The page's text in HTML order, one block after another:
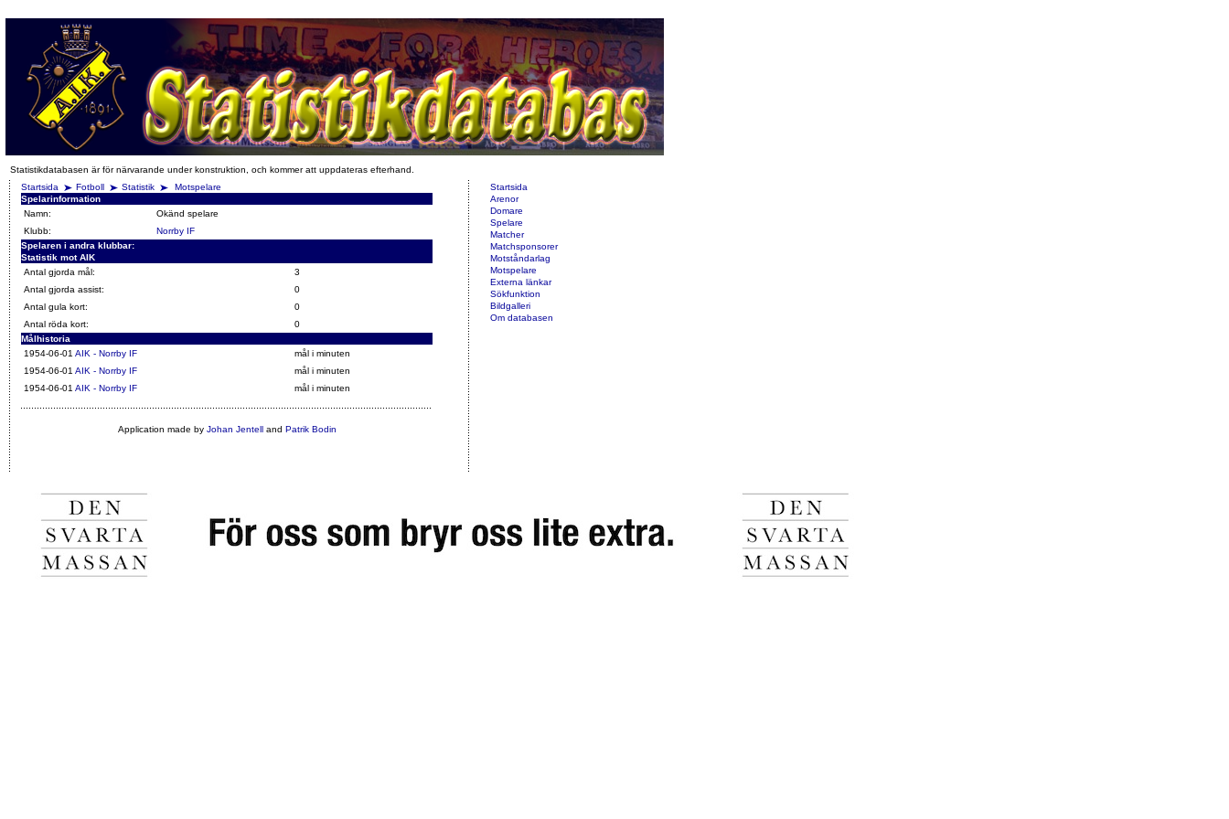
Statistikdatabasen är för närvarande under konstruktion, och kommer att uppdateras efterhand.
Startsida
Fotboll Statistik
Motspelare
Spelarinformation
Namn:
Okänd spelare
Klubb:
Norrby IF
Spelaren i andra klubbar:
Statistik mot AIK
Antal gjorda mål:
3
Antal gjorda assist:
0
Antal gula kort:
0
Antal röda kort:
0
Målhistoria
1954-06-01 AIK - Norrby IF
mål i minuten
1954-06-01 AIK - Norrby IF
mål i minuten
1954-06-01 AIK - Norrby IF mål i minuten
Application made by Johan Jentelland Patrik Bodin
Startsida
Arenor
Domare
Spelare
Matcher
Matchsponsorer
Motståndarlag
Motspelare
Externa länkar
Sökfunktion
Bildgalleri
Om databasen